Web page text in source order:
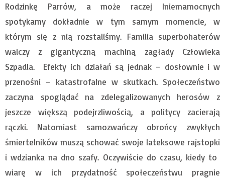
Rodzinkę Parrów, a może raczej Iniemamocnych
spotykamy dokładnie w tym samym momencie, w
którym się z nią rozstaliśmy. Familia superbohaterów
walczy z gigantyczną machiną zagłady Człowieka
Szpadla. Efekty ich działań są jednak – dosłownie i w
przenośni – katastrofalne w skutkach. Społeczeństwo
zaczyna spoglądać na zdelegalizowanych herosów z
jeszcze większą podejrzliwością, a politycy zacierają
rączki. Natomiast samozwańczy obrońcy zwykłych
śmiertelników muszą schować swoje lateksowe rajstopki
i wdzianka na dno szafy. Oczywiście do czasu, kiedy to
wiarę w ich przydatność społeczeństwu pragnie